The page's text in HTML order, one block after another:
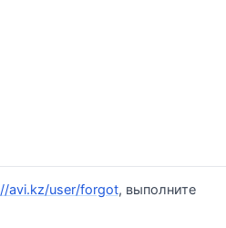
avi.kz/user/forgot, выполните